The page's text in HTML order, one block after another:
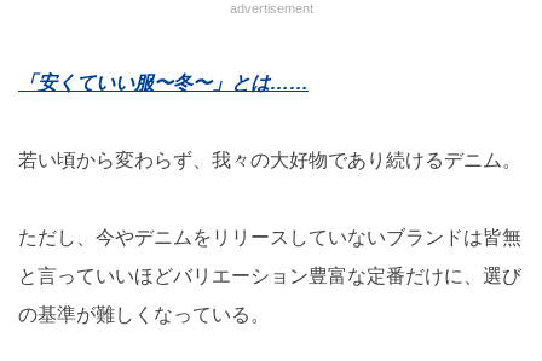
advertisement
「安くていい服〜冬〜」とは……
若い頃から変わらず、我々の大好物であり続けるデニム。
ただし、今やデニムをリリースしていないブランドは皆無
と言っていいほどバリエーション豊富な定番だけに、選び
の基準が難しくなっている。